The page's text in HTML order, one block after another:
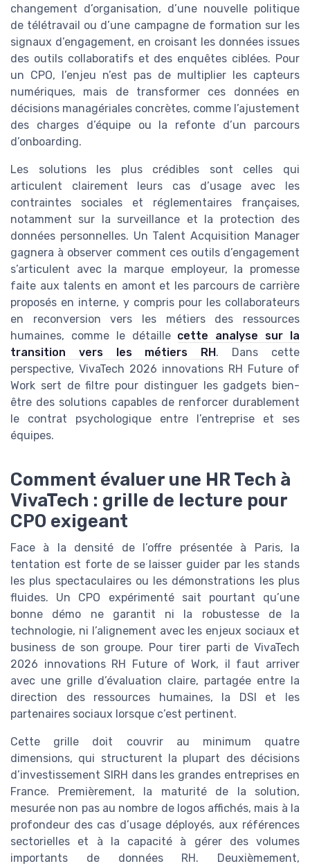
changement d’organisation, d’une nouvelle politique
de télétravail ou d’une campagne de formation sur les
signaux d’engagement, en croisant les données issues
des outils collaboratifs et des enquêtes ciblées. Pour
un CPO, l’enjeu n’est pas de multiplier les capteurs
numériques, mais de transformer ces données en
décisions managériales concrètes, comme l’ajustement
des charges d’équipe ou la refonte d’un parcours
d’onboarding.
Les solutions les plus crédibles sont celles qui
articulent clairement leurs cas d’usage avec les
contraintes sociales et réglementaires françaises,
notamment sur la surveillance et la protection des
données personnelles. Un Talent Acquisition Manager
gagnera à observer comment ces outils d’engagement
s’articulent avec la marque employeur, la promesse
faite aux talents en amont et les parcours de carrière
proposés en interne, y compris pour les collaborateurs
en reconversion vers les métiers des ressources
humaines, comme le détaille cette analyse sur la
transition vers les métiers RH . Dans cette
perspective, VivaTech 2026 innovations RH Future of
Work sert de filtre pour distinguer les gadgets bien-
être des solutions capables de renforcer durablement
le contrat psychologique entre l’entreprise et ses
équipes.
Comment évaluer une HR Tech à
VivaTech : grille de lecture pour
CPO exigeant
Face à la densité de l’offre présentée à Paris, la
tentation est forte de se laisser guider par les stands
les plus spectaculaires ou les démonstrations les plus
fluides. Un CPO expérimenté sait pourtant qu’une
bonne démo ne garantit ni la robustesse de la
technologie, ni l’alignement avec les enjeux sociaux et
business de son groupe. Pour tirer parti de VivaTech
2026 innovations RH Future of Work, il faut arriver
avec une grille d’évaluation claire, partagée entre la
direction des ressources humaines, la DSI et les
partenaires sociaux lorsque c’est pertinent.
Cette grille doit couvrir au minimum quatre
dimensions, qui structurent la plupart des décisions
d’investissement SIRH dans les grandes entreprises en
France. Premièrement, la maturité de la solution,
mesurée non pas au nombre de logos affichés, mais à la
profondeur des cas d’usage déployés, aux références
sectorielles et à la capacité à gérer des volumes
importants de données RH. Deuxièmement,